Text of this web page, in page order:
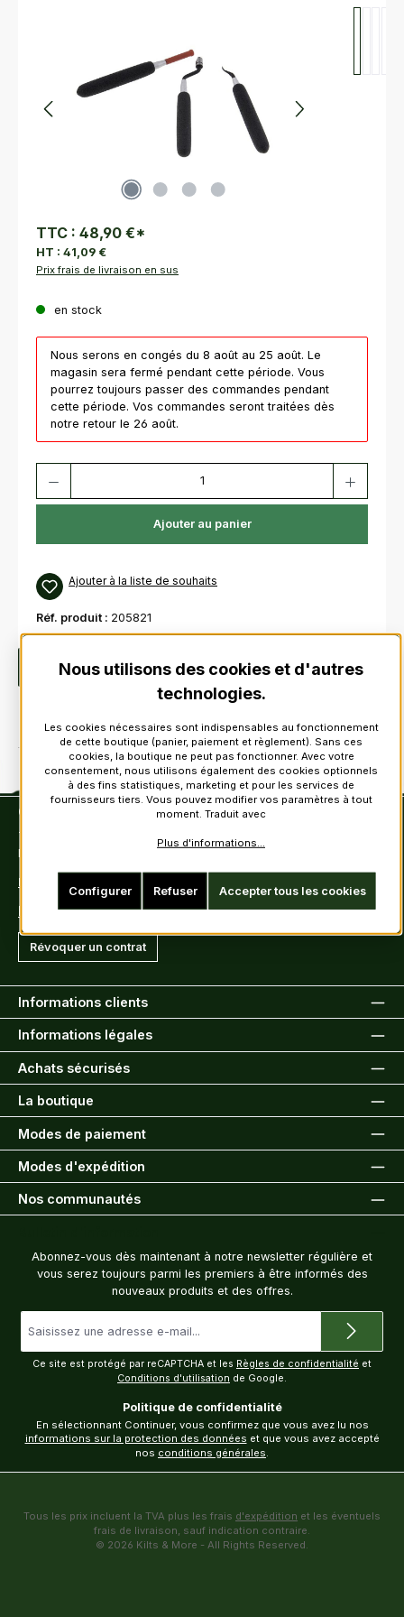
TTC : 48,90 €*
HT : 41,09 €
Prix frais de livraison en sus
en stock
Nous serons en congés du 8 août au 25 août. Le
magasin sera fermé pendant cette période. Vous
pourrez toujours passer des commandes pendant
cette période. Vos commandes seront traitées dès
notre retour le 26 août.
Ajouter au panier
Ajouter à la liste de souhaits
Réf. produit : 205821
Description
Contact
Tel: +49 (0)6222-388030
Fax: +49 (0)6222-388031
E-Mail: info@kiltsandmore.com
Formulaire de contact
Révoquer un contrat
Informations clients
Informations légales
Achats sécurisés
La boutique
Modes de paiement
Modes d'expédition
Nos communautés
Abonnez-vous dès maintenant à notre newsletter régulière et
vous serez toujours parmi les premiers à être informés des
nouveaux produits et des offres.
e-
Ce site est protégé par reCAPTCHA et les Règles de confidentialité et
Conditions d'utilisation de Google.
Politique de confidentialité
informations sur la protection des données et que vous avez accepté
nos conditions générales.
Tous les prix incluent la TVA plus les frais d'expédition et les éventuels
frais de livraison, sauf indication contraire.
© 2026 Kilts & More - All Rights Reserved.
Nous utilisons des cookies et d'autres
technologies.
Les cookies nécessaires sont indispensables au fonctionnement
de cette boutique (panier, paiement et règlement). Sans ces
cookies, la boutique ne peut pas fonctionner. Avec votre
consentement, nous utilisons également des cookies optionnels
à des fins statistiques, marketing et pour les services de
fournisseurs tiers. Vous pouvez modifier vos paramètres à tout
moment. Traduit avec
Plus d'informations...
Refuser
Configurer Accepter tous les cookies